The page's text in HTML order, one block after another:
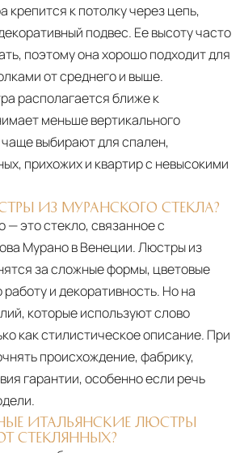
крепится к потолку через цепь,
подвес. Ее высоту часто
поэтому она хорошо подходит для
от среднего и выше.
располагается ближе к
меньше вертикального
выбирают для спален,
прихожих и квартир с невысокими
ИЗ МУРАНСКОГО СТЕКЛА?
— это стекло, связанное с
Мурано в Венеции. Люстры из
за сложные формы, цветовые
и декоративность. Но на
которые используют слово
как стилистическое описание. При
происхождение, фабрику,
гарантии, особенно если речь
ИТАЛЬЯНСКИЕ ЛЮСТРЫ
СТЕКЛЯННЫХ?